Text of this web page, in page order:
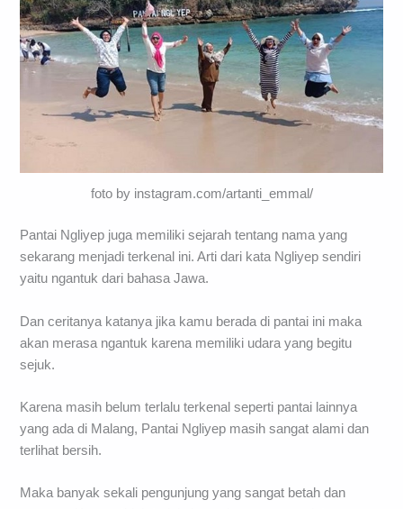
foto by instagram.com/artanti_emmal/
Pantai Ngliyep juga memiliki sejarah tentang nama yang
sekarang menjadi terkenal ini. Arti dari kata Ngliyep sendiri
yaitu ngantuk dari bahasa Jawa.
Dan ceritanya katanya jika kamu berada di pantai ini maka
akan merasa ngantuk karena memiliki udara yang begitu
sejuk.
Karena masih belum terlalu terkenal seperti pantai lainnya
yang ada di Malang, Pantai Ngliyep masih sangat alami dan
terlihat bersih.
Maka banyak sekali pengunjung yang sangat betah dan